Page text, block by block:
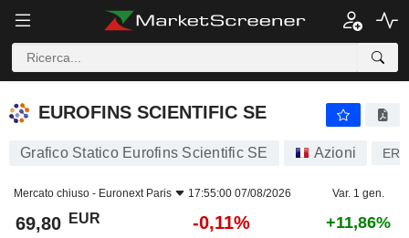
EUROFINS SCIENTIFIC SE
EUROFINS SCIENTIFIC SE
Grafico Statico Eurofins Scientific SE Azioni ERF
Mercato chiuso - Euronext Paris 17:55:00 07/08/2026 Var. 1 gen.
69,80 EUR -0,11% +11,86%